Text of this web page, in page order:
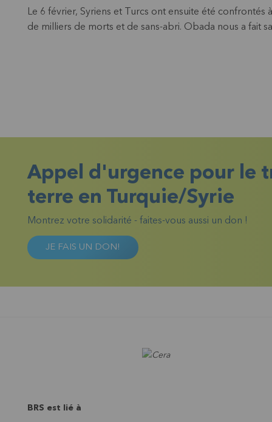
Le 6 février, Syriens et Turcs ont ensuite été
de milliers de morts et de sans-abri. Obada nous a fait
Appel d'urgence pour le
terre en Turquie/Syrie
Montrez votre solidarité - faites-vous aussi un don !
JE FAIS UN DON!
BRS est lié à